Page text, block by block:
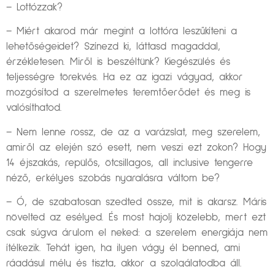
– Lottózzak?
– Miért akarod már megint a lottóra leszűkíteni a
lehetőségeidet? Színezd ki, láttasd magaddal,
érzékletesen. Miről is beszéltünk? Kiegészülés és
teljességre törekvés. Ha ez az igazi vágyad, akkor
mozgósítod a szerelmetes teremtőerődet és meg is
valósíthatod.
– Nem lenne rossz, de az a varázslat, meg szerelem,
amiről az elején szó esett, nem veszi ezt zokon? Hogy
14 éjszakás, repülős, ötcsillagos, all inclusive tengerre
néző, erkélyes szobás nyaralásra váltom be?
– Ó, de szabatosan szedted össze, mit is akarsz. Máris
növelted az esélyed. És most hajolj közelebb, mert ezt
csak súgva árulom el neked: a szerelem energiája nem
ítélkezik. Tehát igen, ha ilyen vágy él benned, ami
ráadásul mély és tiszta, akkor a szolgálatodba áll.